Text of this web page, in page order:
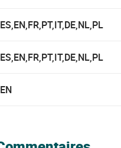
ES,EN,FR,PT,IT,DE,NL,PL
ES,EN,FR,PT,IT,DE,NL,PL
EN